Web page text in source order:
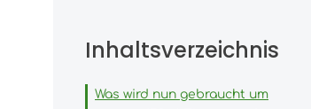
Inhaltsverzeichnis
Was wird nun gebraucht um